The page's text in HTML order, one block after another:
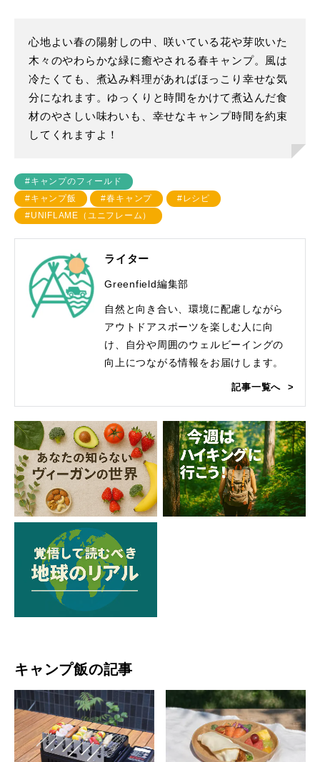
心地よい春の陽射しの中、咲いている花や芽吹いた
木々のやわらかな緑に癒やされる春キャンプ。風は
冷たくても、煮込み料理があればほっこり幸せな気
分になれます。ゆっくりと時間をかけて煮込んだ食
材のやさしい味わいも、幸せなキャンプ時間を約束
してくれますよ！
#キャンプのフィールド
#キャンプ飯
#春キャンプ
#レシピ
#UNIFLAME（ユニフレーム）
ライター
Greenfield編集部
自然と向き合い、環境に配慮しながら
アウトドアスポーツを楽しむ人に向
け、自分や周囲のウェルビーイングの
向上につながる情報をお届けします。
記事一覧へ
キャンプ飯の記事